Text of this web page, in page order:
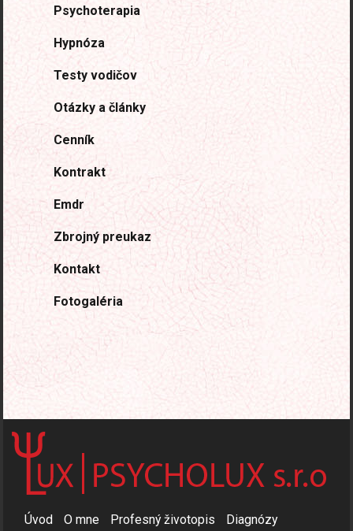
Psychoterapia
Hypnóza
Testy vodičov
Otázky a články
Cenník
Kontrakt
Emdr
Zbrojný preukaz
Kontakt
Fotogaléria
Úvod O mne Profesný životopis
Diagnózy